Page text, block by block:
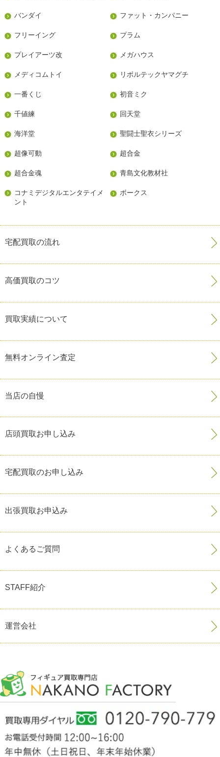
バンダイ ファット・カンパニー
フリーイング プラム
プレイアーツ改 メガハウス
メディコムトイ リボルテックヤマグチ
一番くじ 初音ミク
千値練 回天堂
海洋堂 聖闘士聖衣シリーズ
超像可動 超合金
超合金魂 青島文化教材社
コナミデジタルエンタテイメ
ント
ボークス
宅配買取の流れ
高価買取のコツ
買取実績について
無料オンライン査定
当店の自慢
店頭買取お申し込み
宅配買取のお申し込み
出張買取お申込み
よくあるご質問
STAFF紹介
運営会社